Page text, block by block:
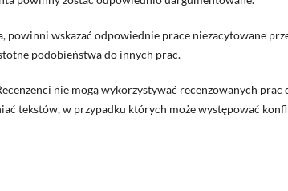
powinni wskazać odpowiednie prace niezacytowane
podobieństwa do innych prac.
nie mogą wykorzystywać recenzowanych prac
tekstów, w przypadku których może występować